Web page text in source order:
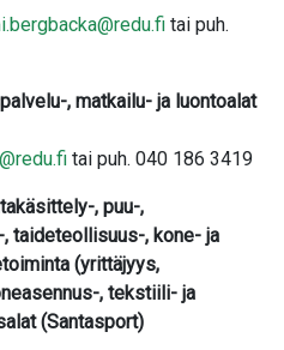
tai puh.
, matkailu- ja luontoalat
tai puh. 040 186 3419
, puu-,
taideteollisuus-, kone- ja
(yrittäjyys,
, tekstiili- ja
(Santasport)